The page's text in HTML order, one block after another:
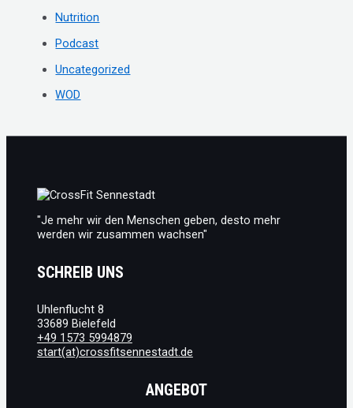
Nutrition
Podcast
Uncategorized
WOD
"Je mehr wir den Menschen geben, desto mehr
werden wir zusammen wachsen"
SCHREIB UNS
Uhlenflucht 8
33689 Bielefeld
+49 1573 5994879
start(at)crossfitsennestadt.de
ANGEBOT